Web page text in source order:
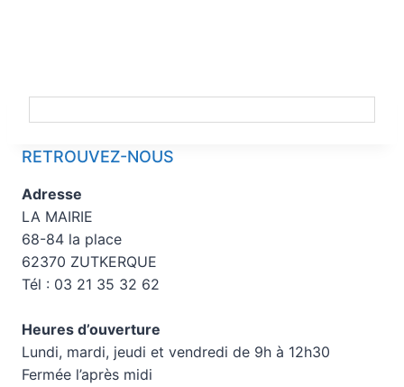
RETROUVEZ-NOUS
Adresse
LA MAIRIE
68-84 la place
62370 ZUTKERQUE
Tél : 03 21 35 32 62
Heures d’ouverture
Lundi, mardi, jeudi et vendredi de 9h à 12h30
Fermée l’après midi